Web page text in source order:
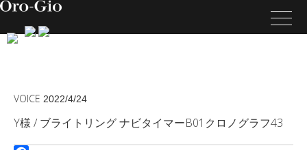
VOICE 2022/4/24
Y様 / ブライトリング ナビタイマーB01クロノグラフ43